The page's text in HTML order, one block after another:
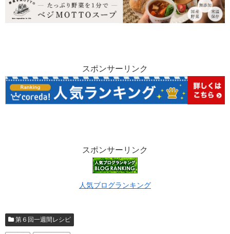
スポンサーリンク
スポンサーリンク
人気ブログランキング
第６回一週間レシピ